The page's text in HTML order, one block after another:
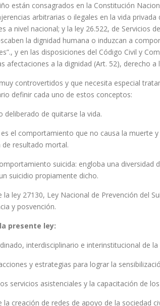
están consagrados en la Constitución
arbitrarias o ilegales en la vida
a nivel nacional; y la ley 26.522, de Servicios
la dignidad humana o induzcan a
y en las disposiciones del Código Civil y
afectaciones a la dignidad (Art. 52), derecho
controvertidos y que necesita especial
definir cada uno de estos conceptos:
deliberado de quitarse la vida.
el comportamiento que no causa la muerte
resultado mortal.
suicida: engloba una
suicidio propiamente dicho.
la ley 27130, Ley Nacional de Prevención del
y posvención.
presente ley:
interdisciplinario e interinstitucional de
y estrategias para lograr la
servicios asistenciales y la capacitación de
la creación de redes de apoyo de la sociedad